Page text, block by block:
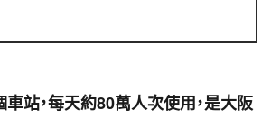
車站，每天約80萬人次使用，是大阪